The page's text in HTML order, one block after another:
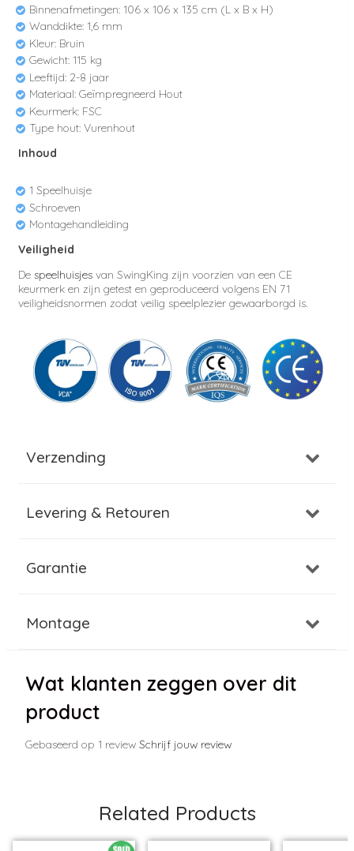
Binnenafmetingen: 106 x 106 x 135 cm (L x B x H)
Wanddikte: 1,6 mm
Kleur: Bruin
Gewicht: 115 kg
Leeftijd: 2-8 jaar
Materiaal: Geïmpregneerd Hout
Keurmerk: FSC
Type hout: Vurenhout
Inhoud
1 Speelhuisje
Schroeven
Montagehandleiding
Veiligheid
De speelhuisjes van SwingKing zijn voorzien van een CE
keurmerk en zijn getest en geproduceerd volgens EN 71
veiligheidsnormen zodat veilig speelplezier gewaarborgd is.
Verzending
Levering & Retouren
Garantie
Montage
Wat klanten zeggen over dit
product
Gebaseerd op 1 review Schrijf jouw review
Related Products